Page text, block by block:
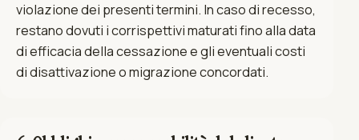
violazione dei presenti termini. In caso di recesso,
restano dovuti i corrispettivi maturati fino alla data
di efficacia della cessazione e gli eventuali costi
di disattivazione o migrazione concordati.